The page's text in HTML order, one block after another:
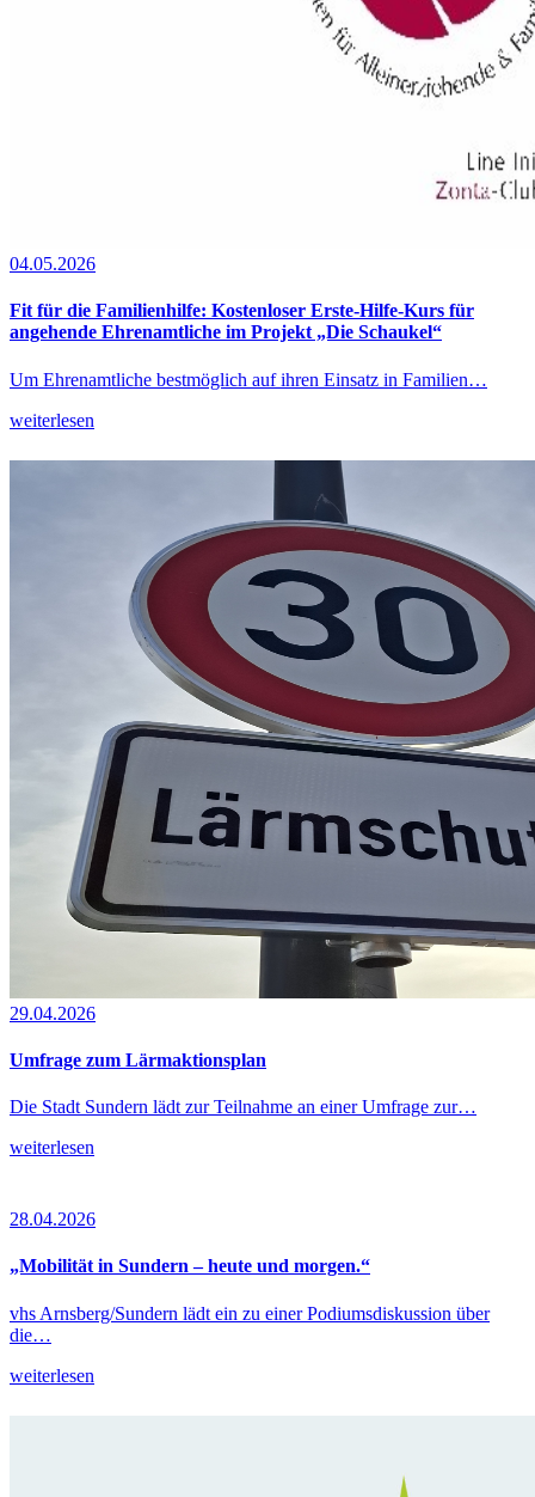
04.05.2026
Fit für die Familienhilfe: Kostenloser Erste-Hilfe-Kurs für
angehende Ehrenamtliche im Projekt „Die Schaukel“
Um Ehrenamtliche bestmöglich auf ihren Einsatz in Familien…
weiterlesen
29.04.2026
Umfrage zum Lärmaktionsplan
Die Stadt Sundern lädt zur Teilnahme an einer Umfrage zur…
weiterlesen
28.04.2026
„Mobilität in Sundern – heute und morgen.“
vhs Arnsberg/Sundern lädt ein zu einer Podiumsdiskussion über
die…
weiterlesen